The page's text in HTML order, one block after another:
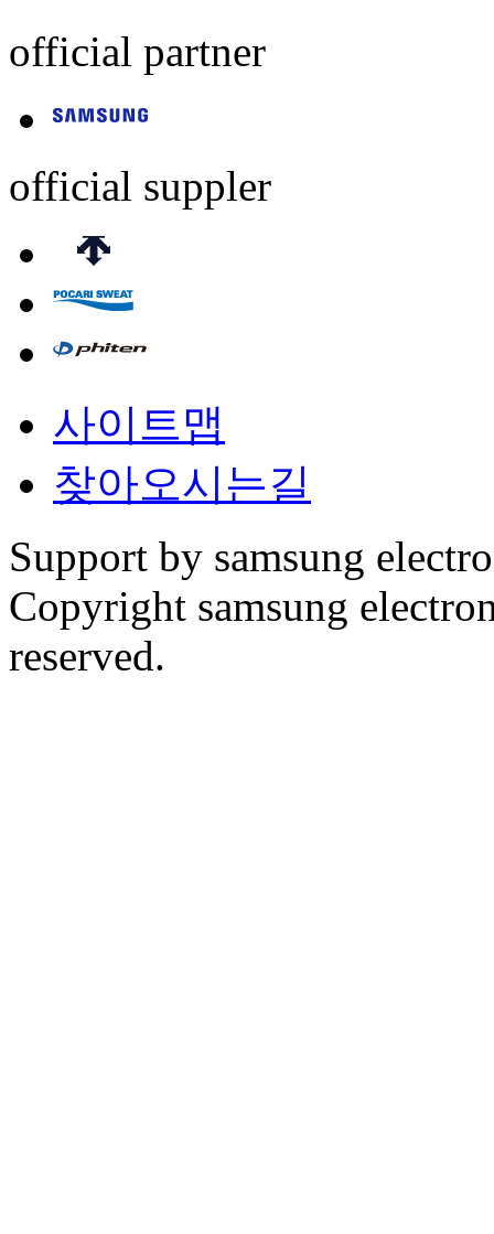
official partner
official suppler
사이트맵
찾아오시는길
Support by samsung
Copyright samsung
reserved.